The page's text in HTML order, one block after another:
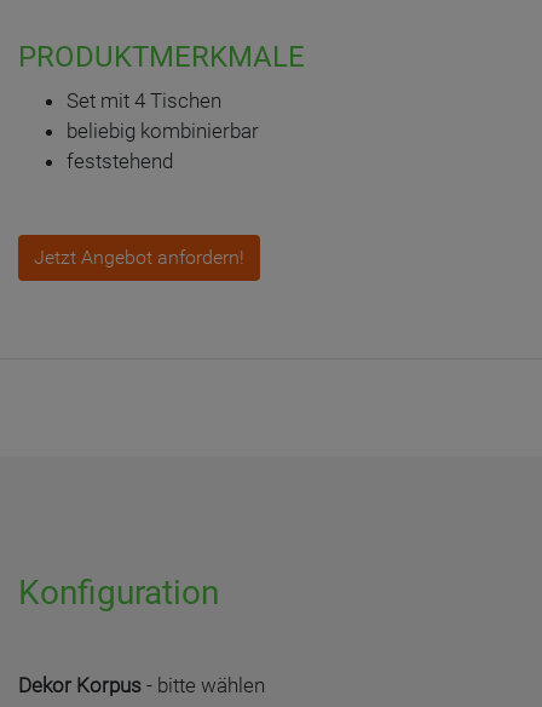
PRODUKTMERKMALE
Set mit 4 Tischen
beliebig kombinierbar
feststehend
Jetzt Angebot anfordern!
Konfiguration
Dekor Korpus - bitte wählen